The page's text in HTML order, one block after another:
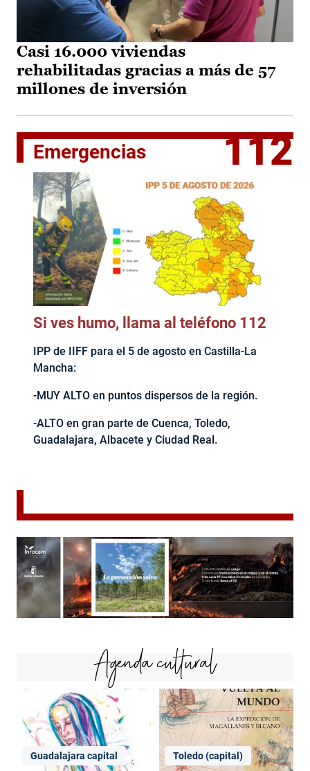
Casi 16.000 viviendas
rehabilitadas gracias a más de 57
millones de inversión
Emergencias 112
Si ves humo, llama al teléfono 112
IPP de IIFF para el 5 de agosto en Castilla-La
Mancha:
-MUY ALTO en puntos dispersos de la región.
-ALTO en gran parte de Cuenca, Toledo,
Guadalajara, Albacete y Ciudad Real.
Agenda cultural
Guadalajara capital Toledo (capital)